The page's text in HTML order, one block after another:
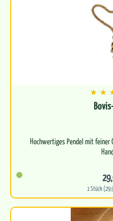
Hochwertiges Pendel mit feiner
1 Stück